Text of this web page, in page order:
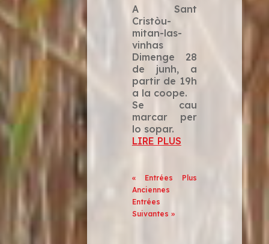
A Sant
Cristòu-
mitan-las-
vinhas
Dimenge 28
de junh, a
partir de 19h
a la coope.
Se cau
marcar per
lo sopar.
LIRE PLUS
« Entrées Plus
Anciennes
Entrées
Suivantes »